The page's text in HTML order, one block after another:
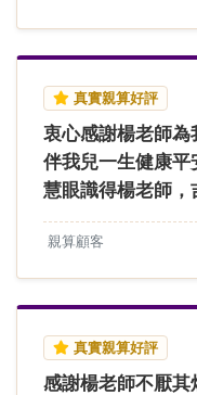
真實親算好評
衷心感謝楊老師
伴我兒一生健康
慧眼識得楊老師，
親算顧客
真實親算好評
感謝楊老師不厭